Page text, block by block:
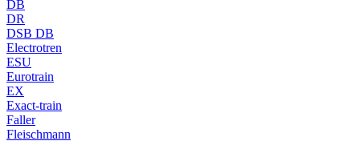
DB
DR
DSB DB
Electrotren
ESU
Eurotrain
EX
Exact-train
Faller
Fleischmann